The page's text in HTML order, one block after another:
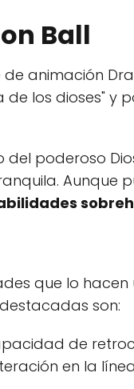
Ball
animación
los dioses" y
poderoso
Aunque
que lo
son:
de
en la